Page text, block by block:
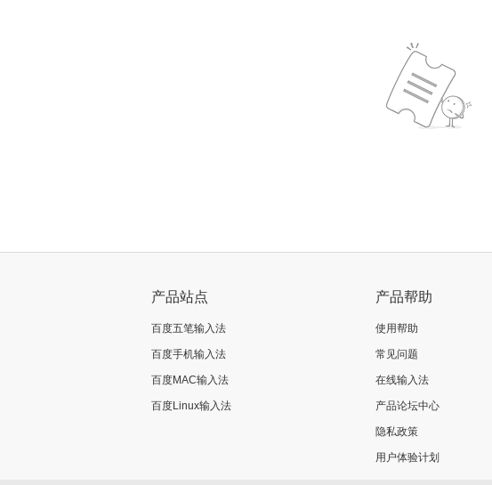
产品站点
百度五笔输入法
百度手机输入法
百度MAC输入法
百度Linux输入法
产品帮助
使用帮助
常见问题
在线输入法
产品论坛中心
隐私政策
用户体验计划